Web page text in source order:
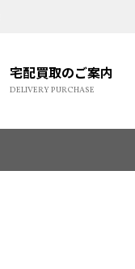
宅配買取のご案内
DELIVERY PURCHASE